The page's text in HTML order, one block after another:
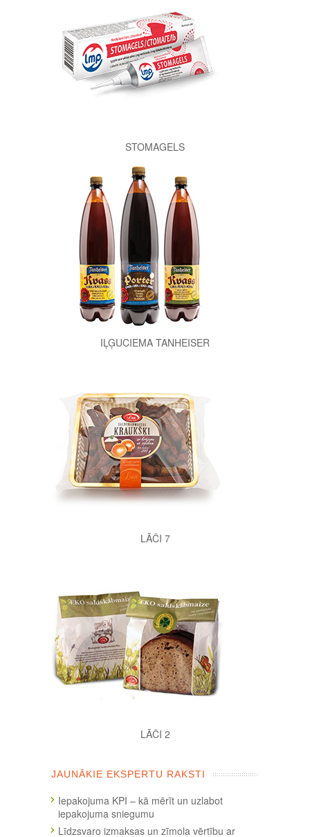
STOMAGELS
IĻĢUCIEMA TANHEISER
LĀČI 7
LĀČI 2
JAUNĀKIE EKSPERTU RAKSTI
Iepakojuma KPI – kā mērīt un uzlabot
iepakojuma sniegumu
Līdzsvaro izmaksas un zīmola vērtību ar